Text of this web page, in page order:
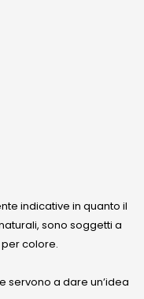
indicative in quanto il
sono soggetti a
colore.
servono a dare un’idea